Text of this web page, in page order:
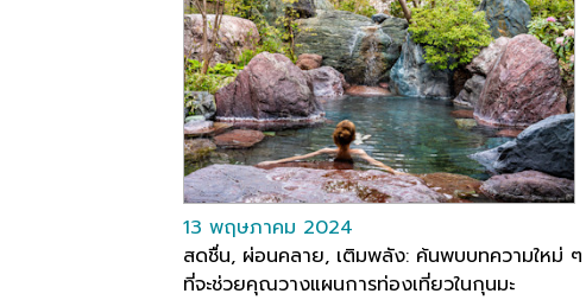
13 พฤษภาคม 2024
สดชื่น, ผ่อนคลาย, เติมพลัง: ค้นพบบทความใหม่ ๆ
ที่จะช่วยคุณวางแผนการท่องเที่ยวในกุนมะ